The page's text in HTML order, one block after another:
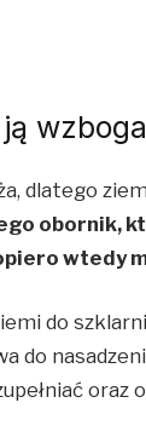
dlatego
obornik,
wtedy
do
do
oraz